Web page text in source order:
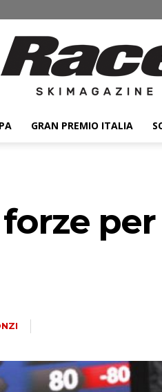
GRAN PREMIO ITALIA